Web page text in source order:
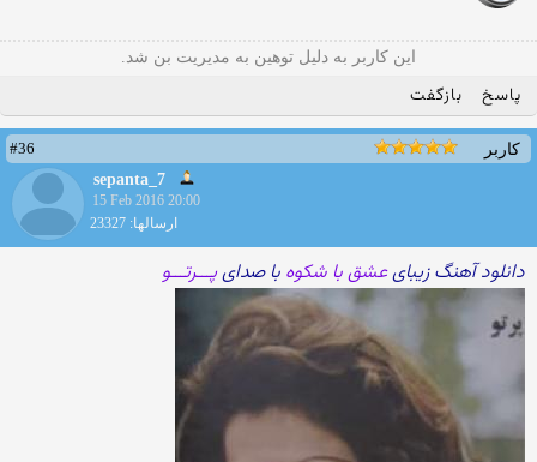
این کاربر به دلیل توهین به مدیریت بن شد.
پاسخ بازگفت
کاربر
#36
sepanta_7
15 Feb 2016 20:00
ارسالها: 23327
دانلود آهنگ زیبایعشق با شکوه با صدایپـــرتـــو